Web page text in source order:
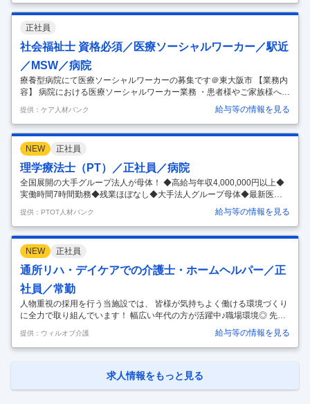
職能手当:81,000円ｰ96,000円 [該当時支給] 時間外勤務手当、認定・専門
療法士資格活動手当 【想定年収】3,240,000円ｰ4,556,800円 3.20カ月分/
年 年2回 【コメント】 ＜法人特徴＞ ◆全国各地に拠点を持つ大手平成
医療福祉グループが母体です。ハタラクエール（福利…
正社員
社会福祉士 資格必須／医療ソーシャルワーカー／駅近
／MSW／病院
療養型病院にて医療ソーシャルワーカーの募集です＠東大阪市 【業務内
容】 病院における医療ソーシャルワーカー業務 ・患者様やご家族様への
相談業務 ・入退院支援業務 【応募条件】 社会福祉士 ※入退院支援業務
経験 必須 普通自動車運転免許（AT限定可）あると尚良 【施設形態】 病
院 【募集資格】 社会福祉士 【おすすめポイント】 最寄り駅徒歩1分で
アクセス良好 年間休日110日 お問い合わせお待ちしております。 【注目
ポイント】 介護兼務無し/年間休日110日以上/4週8休以上シフト制/昇給
あり/公共交通機関の便が良い/車通勤可/退職金あり/社会保険完備/残業少
ない/日勤募集/社用車あり お気軽に…
提供：ケア人材バンク 給与等の情報を見る
NEW 正社員
理学療法士（PT）／正社員／病院
全国展開の大手グループ法人が母体！ ◆高給与年収4,000,000円以上◆
実働時間7時間勤務◆残業ほぼなし◆大手法人グループ母体◆最新医療
機器の導入◆教育体制充実◆福利厚生充実◆託児所あり東大阪市 【給
与】 【月給】270,000円ｰ320,000円 [内訳] 基本給:189,000円ｰ224,000円
職能手当:81,000円ｰ96,000円 [該当時支給] 時間外勤務手当、認定・専門
療法士資格活動手当 【想定年収】3,240,000円ｰ4,556,800円 3.20カ月分/
年 年2回 【コメント】 ＜法人特徴＞ ◆全国各地に拠点を持つ大手平成
医療福祉グループが母体です。ハタラクエール（福利
…
提供：PTOT人材バンク 給与等の情報を見る
NEW 正社員
通所リハ・デイケアでの介護士・ホームヘルパー／正
社員／常勤
人物重視の採用を行う当施設では、 皆様が気持ちよく働ける環境づくり
に全力で取り組んでいます！ 幅広い年代の方が活躍中♪職場環境◎ 先輩
スタッフが丁寧に指導してくれます。 当施設でキャリアアップも可能で
す！ ぜひお気軽にお問い合わせください！ 皆様からのご応募お待ちして
おります！ 医療法人康生会弥刀中央病院/求人/介護職員/正社員/通所リ
ＯＭＰＯケアは「みなさんが安心して長く働ける環境づくり」に力を入
提供：ウィルオブ介護 給与等の情報を見る
求人情報をもっと見る